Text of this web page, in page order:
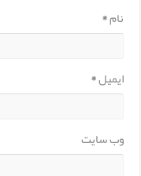
نام*
ایمیل*
وب‌ سایت